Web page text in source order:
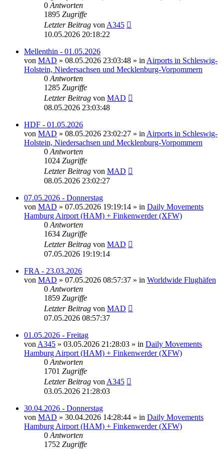
0 Antworten
1895 Zugriffe
Letzter Beitrag von A345
10.05.2026 20:18:22
Mellenthin - 01.05.2026
von MAD » 08.05.2026 23:03:48 » in Airports in Schleswig-
Holstein, Niedersachsen und Mecklenburg-Vorpommern
0 Antworten
1285 Zugriffe
Letzter Beitrag von MAD
08.05.2026 23:03:48
HDF - 01.05.2026
von MAD » 08.05.2026 23:02:27 » in Airports in Schleswig-
Holstein, Niedersachsen und Mecklenburg-Vorpommern
0 Antworten
1024 Zugriffe
Letzter Beitrag von MAD
08.05.2026 23:02:27
07.05.2026 - Donnerstag
von MAD » 07.05.2026 19:19:14 » in Daily Movements
Hamburg Airport (HAM) + Finkenwerder (XFW)
0 Antworten
1634 Zugriffe
Letzter Beitrag von MAD
07.05.2026 19:19:14
FRA - 23.03.2026
von MAD » 07.05.2026 08:57:37 » in Worldwide Flughäfen
0 Antworten
1859 Zugriffe
Letzter Beitrag von MAD
07.05.2026 08:57:37
01.05.2026 - Freitag
von A345 » 03.05.2026 21:28:03 » in Daily Movements
Hamburg Airport (HAM) + Finkenwerder (XFW)
0 Antworten
1701 Zugriffe
Letzter Beitrag von A345
03.05.2026 21:28:03
30.04.2026 - Donnerstag
von MAD » 30.04.2026 14:28:44 » in Daily Movements
Hamburg Airport (HAM) + Finkenwerder (XFW)
0 Antworten
1752 Zugriffe